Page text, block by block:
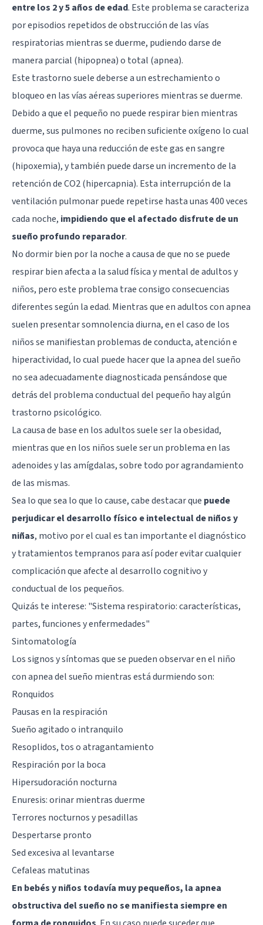
entre los 2 y 5 años de edad. Este problema se caracteriza
por episodios repetidos de obstrucción de las vías
respiratorias mientras se duerme, pudiendo darse de
manera parcial (hipopnea) o total (apnea).
Este trastorno suele deberse a un estrechamiento o
bloqueo en las vías aéreas superiores mientras se duerme.
Debido a que el pequeño no puede respirar bien mientras
duerme, sus pulmones no reciben suficiente oxígeno lo cual
provoca que haya una reducción de este gas en sangre
(hipoxemia), y también puede darse un incremento de la
retención de CO2 (hipercapnia). Esta interrupción de la
ventilación pulmonar puede repetirse hasta unas 400 veces
cada noche, impidiendo que el afectado disfrute de un
sueño profundo reparador.
No dormir bien por la noche a causa de que no se puede
respirar bien afecta a la salud física y mental de adultos y
niños, pero este problema trae consigo consecuencias
diferentes según la edad. Mientras que en adultos con apnea
suelen presentar somnolencia diurna, en el caso de los
niños se manifiestan problemas de conducta, atención e
hiperactividad, lo cual puede hacer que la apnea del sueño
no sea adecuadamente diagnosticada pensándose que
detrás del problema conductual del pequeño hay algún
trastorno psicológico.
La causa de base en los adultos suele ser la obesidad,
mientras que en los niños suele ser un problema en las
adenoides y las amígdalas, sobre todo por agrandamiento
de las mismas.
Sea lo que sea lo que lo cause, cabe destacar que puede
perjudicar el desarrollo físico e intelectual de niños y
niñas, motivo por el cual es tan importante el diagnóstico
y tratamientos tempranos para así poder evitar cualquier
complicación que afecte al desarrollo cognitivo y
conductual de los pequeños.
Quizás te interese: "Sistema respiratorio: características,
partes, funciones y enfermedades"
Sintomatología
Los signos y síntomas que se pueden observar en el niño
con apnea del sueño mientras está durmiendo son:
Ronquidos
Pausas en la respiración
Sueño agitado o intranquilo
Resoplidos, tos o atragantamiento
Respiración por la boca
Hipersudoración nocturna
Enuresis: orinar mientras duerme
Terrores nocturnos y pesadillas
Despertarse pronto
Sed excesiva al levantarse
Cefaleas matutinas
En bebés y niños todavía muy pequeños, la apnea
obstructiva del sueño no se manifiesta siempre en